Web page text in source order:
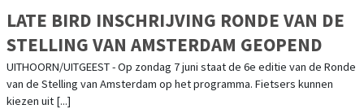
LATE BIRD INSCHRIJVING RONDE VAN DE
STELLING VAN AMSTERDAM GEOPEND
UITHOORN/UITGEEST - Op zondag 7 juni staat de 6e editie van de Ronde
van de Stelling van Amsterdam op het programma. Fietsers kunnen
kiezen uit [...]